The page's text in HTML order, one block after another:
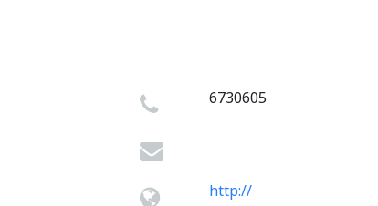
6730605
http://